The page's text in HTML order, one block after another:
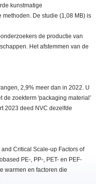
kunstmatige
De studie (1,08 MB) is
de productie van
Het afstemmen van de
2,9% meer dan in 2022. U
de zoekterm 'packaging material'
2023 deed NVC dezelfde
Critical Scale-up Factors of
PE-, PP-, PET- en PEF-
warmen en factoren die